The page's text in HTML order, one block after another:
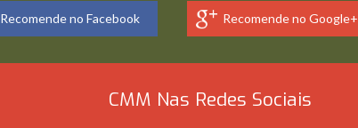
Recomende no Facebook Recomende no Google+
CMM Nas Redes Sociais